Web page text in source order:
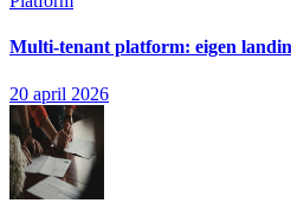
Multi-tenant platform: eigen
20 april 2026